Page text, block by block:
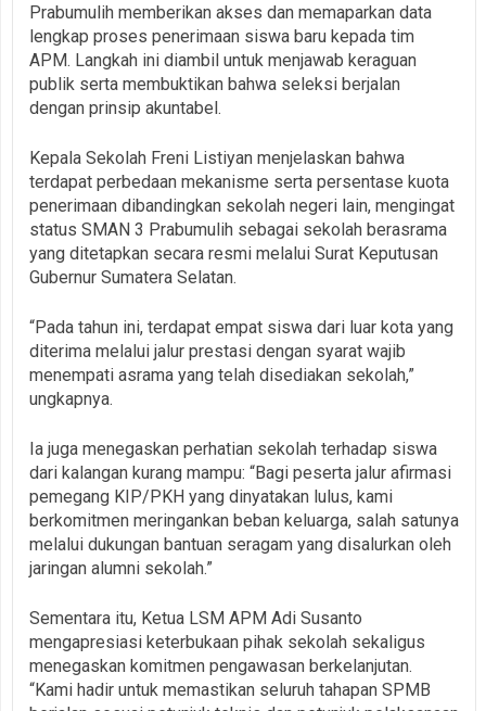
Prabumulih memberikan akses dan memaparkan data
lengkap proses penerimaan siswa baru kepada tim
APM. Langkah ini diambil untuk menjawab keraguan
publik serta membuktikan bahwa seleksi berjalan
dengan prinsip akuntabel.
Kepala Sekolah Freni Listiyan menjelaskan bahwa
terdapat perbedaan mekanisme serta persentase kuota
penerimaan dibandingkan sekolah negeri lain, mengingat
status SMAN 3 Prabumulih sebagai sekolah berasrama
yang ditetapkan secara resmi melalui Surat Keputusan
Gubernur Sumatera Selatan.
“Pada tahun ini, terdapat empat siswa dari luar kota yang
diterima melalui jalur prestasi dengan syarat wajib
menempati asrama yang telah disediakan sekolah,”
ungkapnya.
Ia juga menegaskan perhatian sekolah terhadap siswa
dari kalangan kurang mampu: “Bagi peserta jalur afirmasi
pemegang KIP/PKH yang dinyatakan lulus, kami
berkomitmen meringankan beban keluarga, salah satunya
melalui dukungan bantuan seragam yang disalurkan oleh
jaringan alumni sekolah.”
Sementara itu, Ketua LSM APM Adi Susanto
mengapresiasi keterbukaan pihak sekolah sekaligus
menegaskan komitmen pengawasan berkelanjutan.
“Kami hadir untuk memastikan seluruh tahapan SPMB